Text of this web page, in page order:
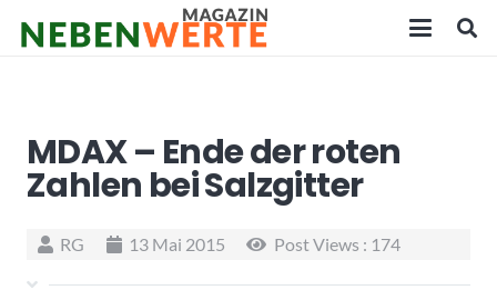
MDAX – Ende der roten
Zahlen bei Salzgitter
RG 13 Mai 2015 Post Views : 174